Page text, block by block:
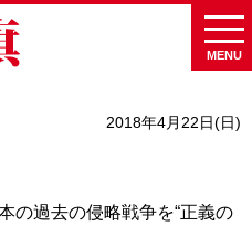
MENU
2018年4月22日(日)
の過去の侵略戦争を“正義の